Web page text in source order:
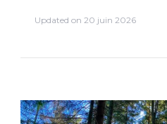
Updated on 20 juin 2026